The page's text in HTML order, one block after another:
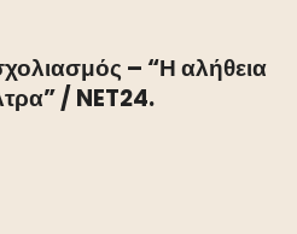
– “Η αλήθεια
/ NET24.